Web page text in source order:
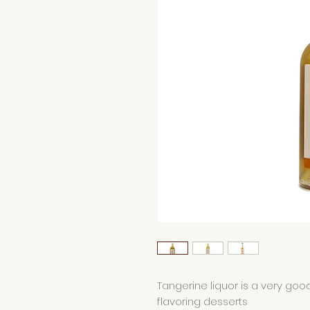
Tangerine liquor is a very
flavoring desserts